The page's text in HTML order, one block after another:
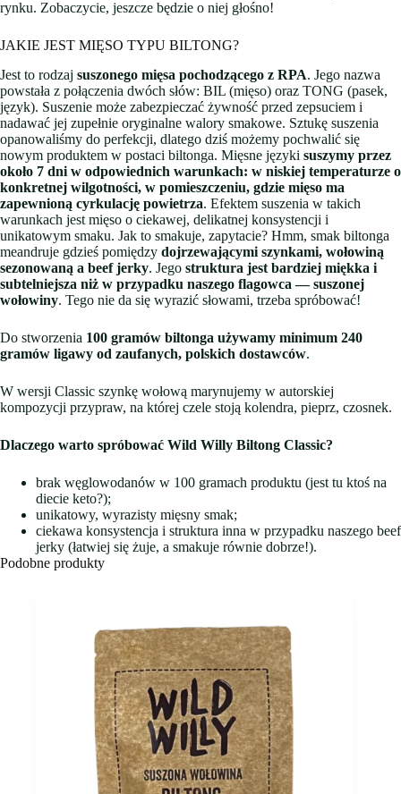
rynku. Zobaczycie, jeszcze będzie o niej głośno!
JAKIE JEST MIĘSO TYPU BILTONG?
Jest to rodzaj suszonego mięsa pochodzącego z RPA. Jego nazwa
powstała z połączenia dwóch słów: BIL (mięso) oraz TONG (pasek,
język). Suszenie może zabezpieczać żywność przed zepsuciem i
nadawać jej zupełnie oryginalne walory smakowe. Sztukę suszenia
opanowaliśmy do perfekcji, dlatego dziś możemy pochwalić się
nowym produktem w postaci biltonga. Mięsne języki suszymy przez
około 7 dni w odpowiednich warunkach: w niskiej temperaturze o
konkretnej wilgotności, w pomieszczeniu, gdzie mięso ma
zapewnioną cyrkulację powietrza. Efektem suszenia w takich
warunkach jest mięso o ciekawej, delikatnej konsystencji i
unikatowym smaku. Jak to smakuje, zapytacie? Hmm, smak biltonga
meandruje gdzieś pomiędzy dojrzewającymi szynkami, wołowiną
sezonowaną a beef jerky. Jego struktura jest bardziej miękka i
subtelniejsza niż w przypadku naszego flagowca — suszonej
wołowiny. Tego nie da się wyrazić słowami, trzeba spróbować!
Do stworzenia 100 gramów biltonga używamy minimum 240
gramów ligawy od zaufanych, polskich dostawców.
W wersji Classic szynkę wołową marynujemy w autorskiej
kompozycji przypraw, na której czele stoją kolendra, pieprz, czosnek.
Dlaczego warto spróbować Wild Willy Biltong Classic?
brak węglowodanów w 100 gramach produktu (jest tu ktoś na
diecie keto?);
unikatowy, wyrazisty mięsny smak;
ciekawa konsystencja i struktura inna w przypadku naszego beef
jerky (łatwiej się żuje, a smakuje równie dobrze!).
Podobne produkty